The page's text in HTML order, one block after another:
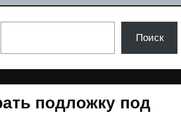
Поиск
подложку под